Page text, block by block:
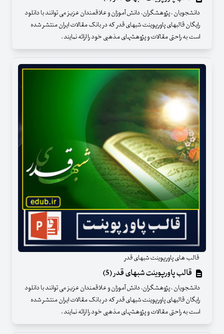
دانشجویان ، پژوهشگران، دانش آموزان و علاقمندان عزیز می توانند با دانلود
رایگان قالبهای پاورپوینت شبهای قدر که در بانک مقالات ایران منتشر شده
است به راحتی مقالات و پژوهشهای مذهبی خود را ارائه نمایند .
قالب های پاورپوینت شبهای قدر
قالب پاورپوینت شبهای قدر (5)
دانشجویان ، پژوهشگران، دانش آموزان و علاقمندان عزیز می توانند با دانلود
رایگان قالبهای پاورپوینت شبهای قدر که در بانک مقالات ایران منتشر شده
است به راحتی مقالات و پژوهشهای مذهبی خود را ارائه نمایند .